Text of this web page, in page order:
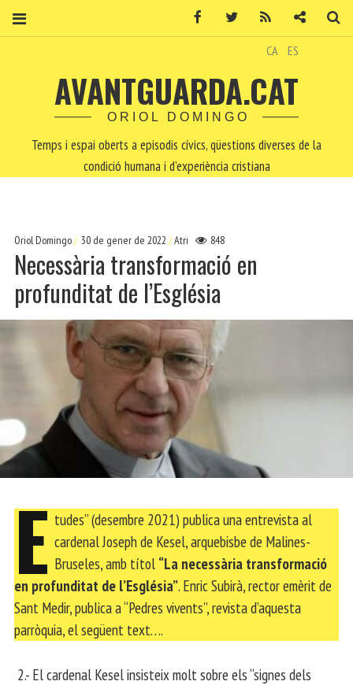
CA ES
AVANTGUARDA.CAT
ORIOL DOMINGO
Temps i espai oberts a episodis cívics, qüestions diverses de la
condició humana i d'experiència cristiana
Oriol Domingo 30 de gener de 2022 Atri 848
Necessària transformació en
profunditat de l’Església
É tudes” (desembre 2021) publica una entrevista al
cardenal Joseph de Kesel, arquebisbe de Malines-
Bruseles, amb títol “La necessària transformació
en profunditat de l’Església”. Enric Subirà, rector emèrit de
Sant Medir, publica a “Pedres vivents”, revista d’aquesta
parròquia, el següent text….
2.- El cardenal Kesel insisteix molt sobre els “signes dels
Facebook Twitter Contacte